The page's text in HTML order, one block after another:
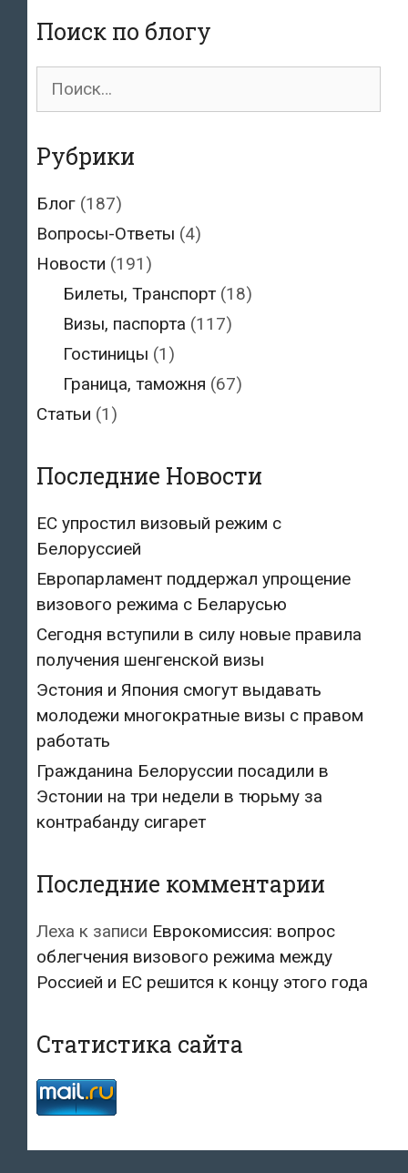
Поиск по блогу
Поиск
Рубрики
Блог (187)
Вопросы-Ответы (4)
Новости (191)
Билеты, Транспорт(18)
Визы, паспорта (117)
Гостиницы (1)
Граница, таможня (67)
Статьи (1)
Последние Новости
ЕС упростил визовый режим с
Белоруссией
Европарламент поддержал упрощение
визового режима с Беларусью
Сегодня вступили в силу новые правила
получения шенгенской визы
Эстония и Япония смогут выдавать
молодежи многократные визы с правом
работать
Гражданина Белоруссии посадили в
Эстонии на три недели в тюрьму за
контрабанду сигарет
Последние комментарии
Леха к записи Еврокомиссия: вопрос
облегчения визового режима между
Россией и ЕС решится к концу этого года
Статистика сайта